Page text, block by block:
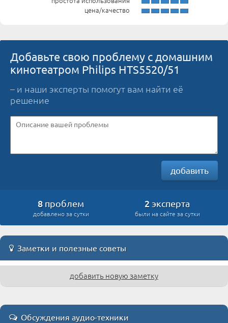
цена/качество
Добавьте свою проблему с домашним
кинотеатром Philips HTS5520/51
– и наши эксперты помогут вам найти её
решение
добавить
8 проблем
добавлено за сутки
2 эксперта
были на сайте за сутки
Заметки и полезные советы
добавить новую заметку
Обсуждения аудио-техники